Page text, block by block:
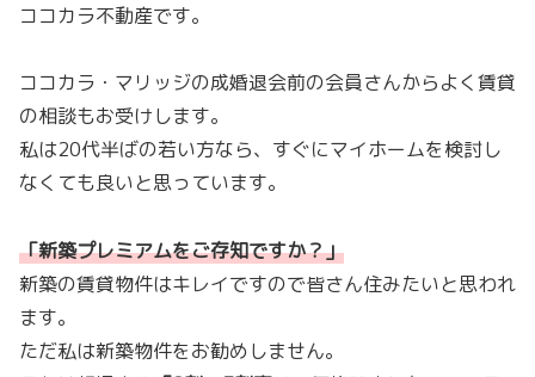
ココカラ不動産です。
ココカラ・マリッジの成婚退会前の会員さんからよく賃貸
の相談もお受けします。
私は20代半ばの若い方なら、すぐにマイホームを検討し
なくても良いと思っています。
「新築プレミアムをご存知ですか？」
新築の賃貸物件はキレイですので皆さん住みたいと思われ
ます。
ただ私は新築物件をお勧めしません。